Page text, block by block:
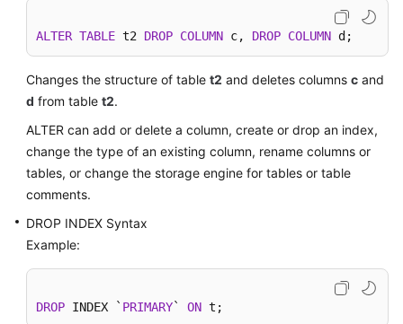
FAQs
Videos
Documents
General
Glossary
Responsibilities
ALTER TABLE t2 DROP COLUMN c, DROP COLUMN d;
Changes the structure of table t2 and deletes columns c and
d from table t2.
ALTER can add or delete a column, create or drop an index,
change the type of an existing column, rename columns or
tables, or change the storage engine for tables or table
comments.
DROP INDEX Syntax
Example:
DROP INDEX ` PRIMARY` ON t;